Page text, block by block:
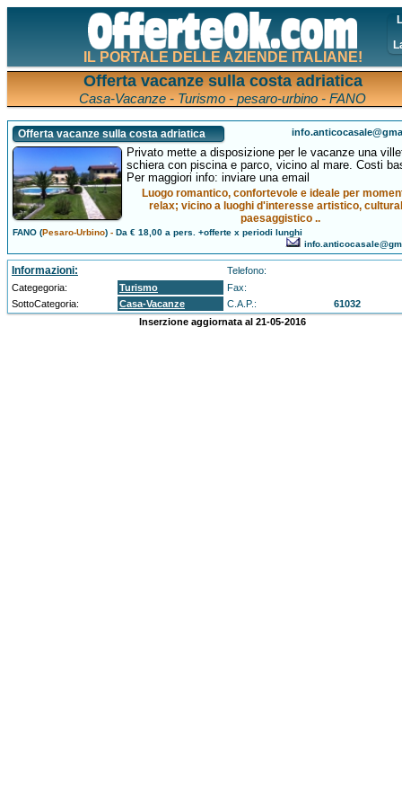
IL PORTALE DELLE AZIENDE ITALIANE!
Offerta vacanze sulla costa adriatica
Casa-Vacanze - Turismo - pesaro-urbino - FANO
Offerta vacanze sulla costa adriatica
Privato mette a disposizione per le vacanze una
schiera con piscina e parco, vicino al mare. Costi
Per maggiori info: inviare una email
Luogo romantico, confortevole e ideale per
relax; vicino a luoghi d'interesse artistico,
paesaggistico ..
FANO (Pesaro-Urbino) -Da € 18,00 a pers. +offerte x periodi lunghi
Informazioni:
Telefono:
Categegoria:
Turismo
Fax:
SottoCategoria:
Casa-Vacanze C.A.P.:
61032
Inserzione aggiornata al 21-05-2016